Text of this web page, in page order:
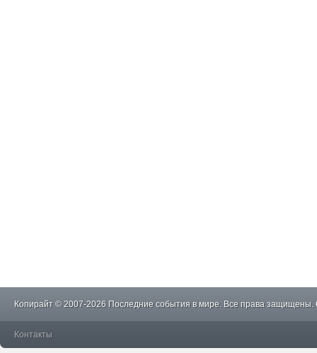
Копирайт © 2007-2026 Последние события в мире. Все права защищены.
Контакты